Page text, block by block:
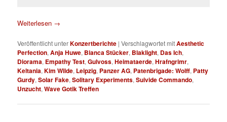
Weiterlesen →
Veröffentlicht unterKonzertberichte |Verschlagwortet mitAesthetic
Perfection,Anja Huwe, Bianca Stücker, Blaklight, Das Ich,
Diorama, Empathy Test,Gulvoss,Heimataerde,Hrafngrimr,
Keltania,Kim Wilde, Leipzig, Panzer AG, Patenbrigade: Wolff, Patty
Gurdy,Solar Fake,Solitary Experiments,Suivide Commando,
Unzucht,Wave Gotik Treffen